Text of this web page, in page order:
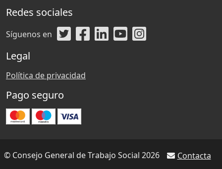
Redes sociales
Síguenos en
Legal
Política de privacidad
Pago seguro
© Consejo General de Trabajo Social 2026 Contacta